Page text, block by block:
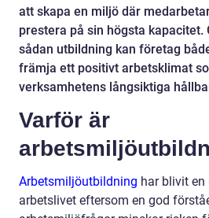
att skapa en miljö där
prestera på sin högsta kapacitet.
sådan utbildning kan företag
främja ett positivt arbetsklimat
verksamhetens långsiktiga
Varför är
Arbetsmiljöutbildning har blivit
arbetslivet eftersom en god